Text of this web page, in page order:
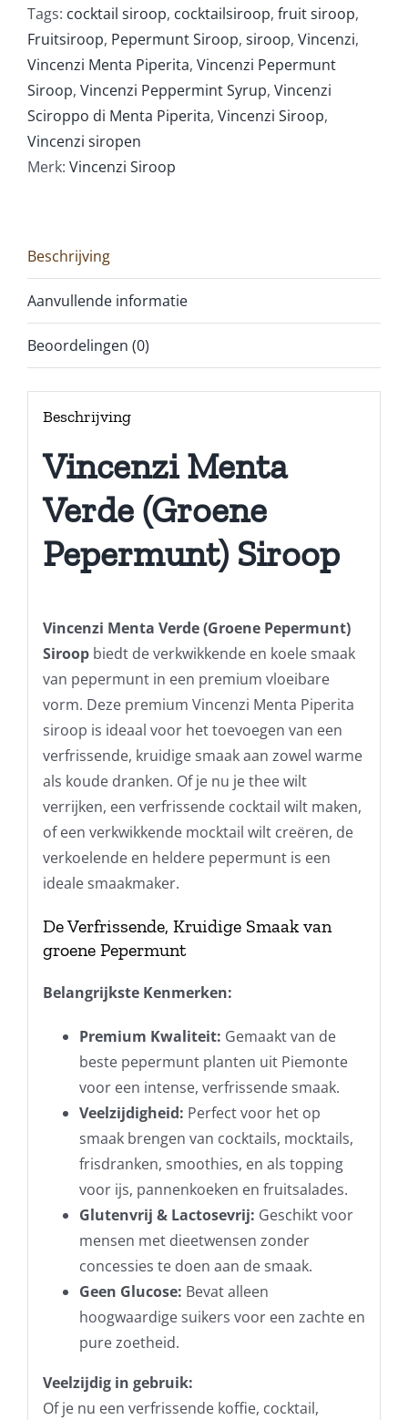
Tags: cocktail siroop, cocktailsiroop, fruit siroop,
Fruitsiroop, Pepermunt Siroop, siroop, Vincenzi,
Vincenzi Menta Piperita, Vincenzi Pepermunt
Siroop, Vincenzi Peppermint Syrup, Vincenzi
Sciroppo di Menta Piperita, Vincenzi Siroop,
Vincenzi siropen
Merk: Vincenzi Siroop
Beschrijving
Aanvullende informatie
Beoordelingen (0)
Beschrijving
Vincenzi Menta
Verde (Groene
Pepermunt) Siroop
Vincenzi Menta Verde (Groene Pepermunt)
Siroopbiedt de verkwikkende en koele smaak
van pepermunt in een premium vloeibare
vorm. Deze premium Vincenzi Menta Piperita
siroop is ideaal voor het toevoegen van een
verfrissende, kruidige smaak aan zowel warme
als koude dranken. Of je nu je thee wilt
verrijken, een verfrissende cocktail wilt maken,
of een verkwikkende mocktail wilt creëren, de
verkoelende en heldere pepermunt is een
ideale smaakmaker.
De Verfrissende, Kruidige Smaak van
groene Pepermunt
Belangrijkste Kenmerken:
Premium Kwaliteit: Gemaakt van de
beste pepermunt planten uit Piemonte
voor een intense, verfrissende smaak.
Veelzijdigheid: Perfect voor het op
smaak brengen van cocktails, mocktails,
frisdranken, smoothies, en als topping
voor ijs, pannenkoeken en fruitsalades.
Glutenvrij & Lactosevrij: Geschikt voor
mensen met dieetwensen zonder
concessies te doen aan de smaak.
Geen Glucose: Bevat alleen
hoogwaardige suikers voor een zachte en
pure zoetheid.
Veelzijdig in gebruik:
Of je nu een verfrissende koffie, cocktail,